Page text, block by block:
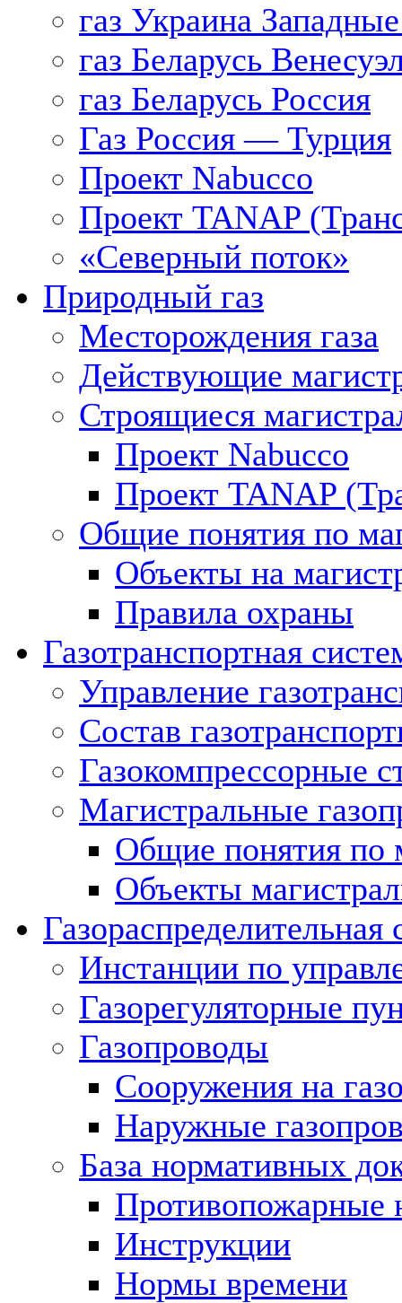
газ Украина
газ Беларусь
газ Беларусь Россия
Газ Россия — Турция
Проект Nabucco
Проект TANAP
«Северный поток»
Природный газ
Месторождения газа
Действующие
Строящиеся
Проект Nabucco
Проект TANAP
Общие понятия по
Объекты на
Правила охраны
Газотранспортная
Управление
Состав
Газокомпрессорные
Магистральные
Общие понятия по
Объекты
Газораспределительная
Инстанции по
Газорегуляторные
Газопроводы
Сооружения на
Наружные
База нормативных
Противопожарные
Инструкции
Нормы времени